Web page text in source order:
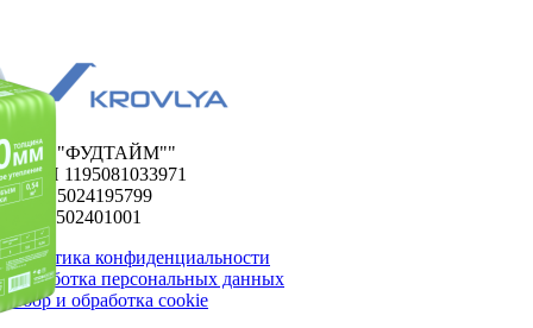
ООО "ФУДТАЙМ""
ОГРН 1195081033971
ИНН 5024195799
КПП 502401001
Политика конфиденциальности
Обработка персональных данных
Сбор и обработка cookie